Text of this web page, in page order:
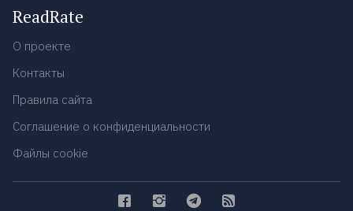
ReadRate
О проекте
Контакты
Правила сайта
Соглашение о конфиденциальности
Файлы cookie